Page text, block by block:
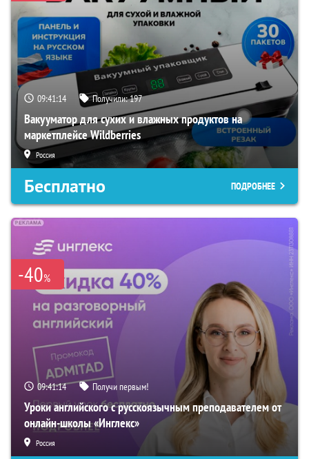
09:41:13 Получили:197
Вакууматор для сухих и влажных продуктов на
маркетплейсе Wildberries
Россия
Бесплатно ПОДРОБНЕЕ
-40%
09:41:13 Получи первым!
Уроки английского с русскоязычным преподавателем от
онлайн-школы «Инглекс»
Россия